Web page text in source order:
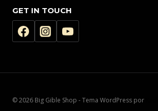
GET IN TOUCH
© 2026 Big Gible Shop - Tema WordPress por